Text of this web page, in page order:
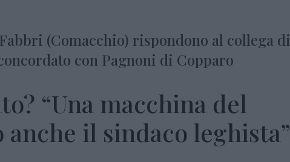
(Comacchio) rispondono al collega di
con Pagnoni di Copparo
“Una macchina del
anche il sindaco leghista”